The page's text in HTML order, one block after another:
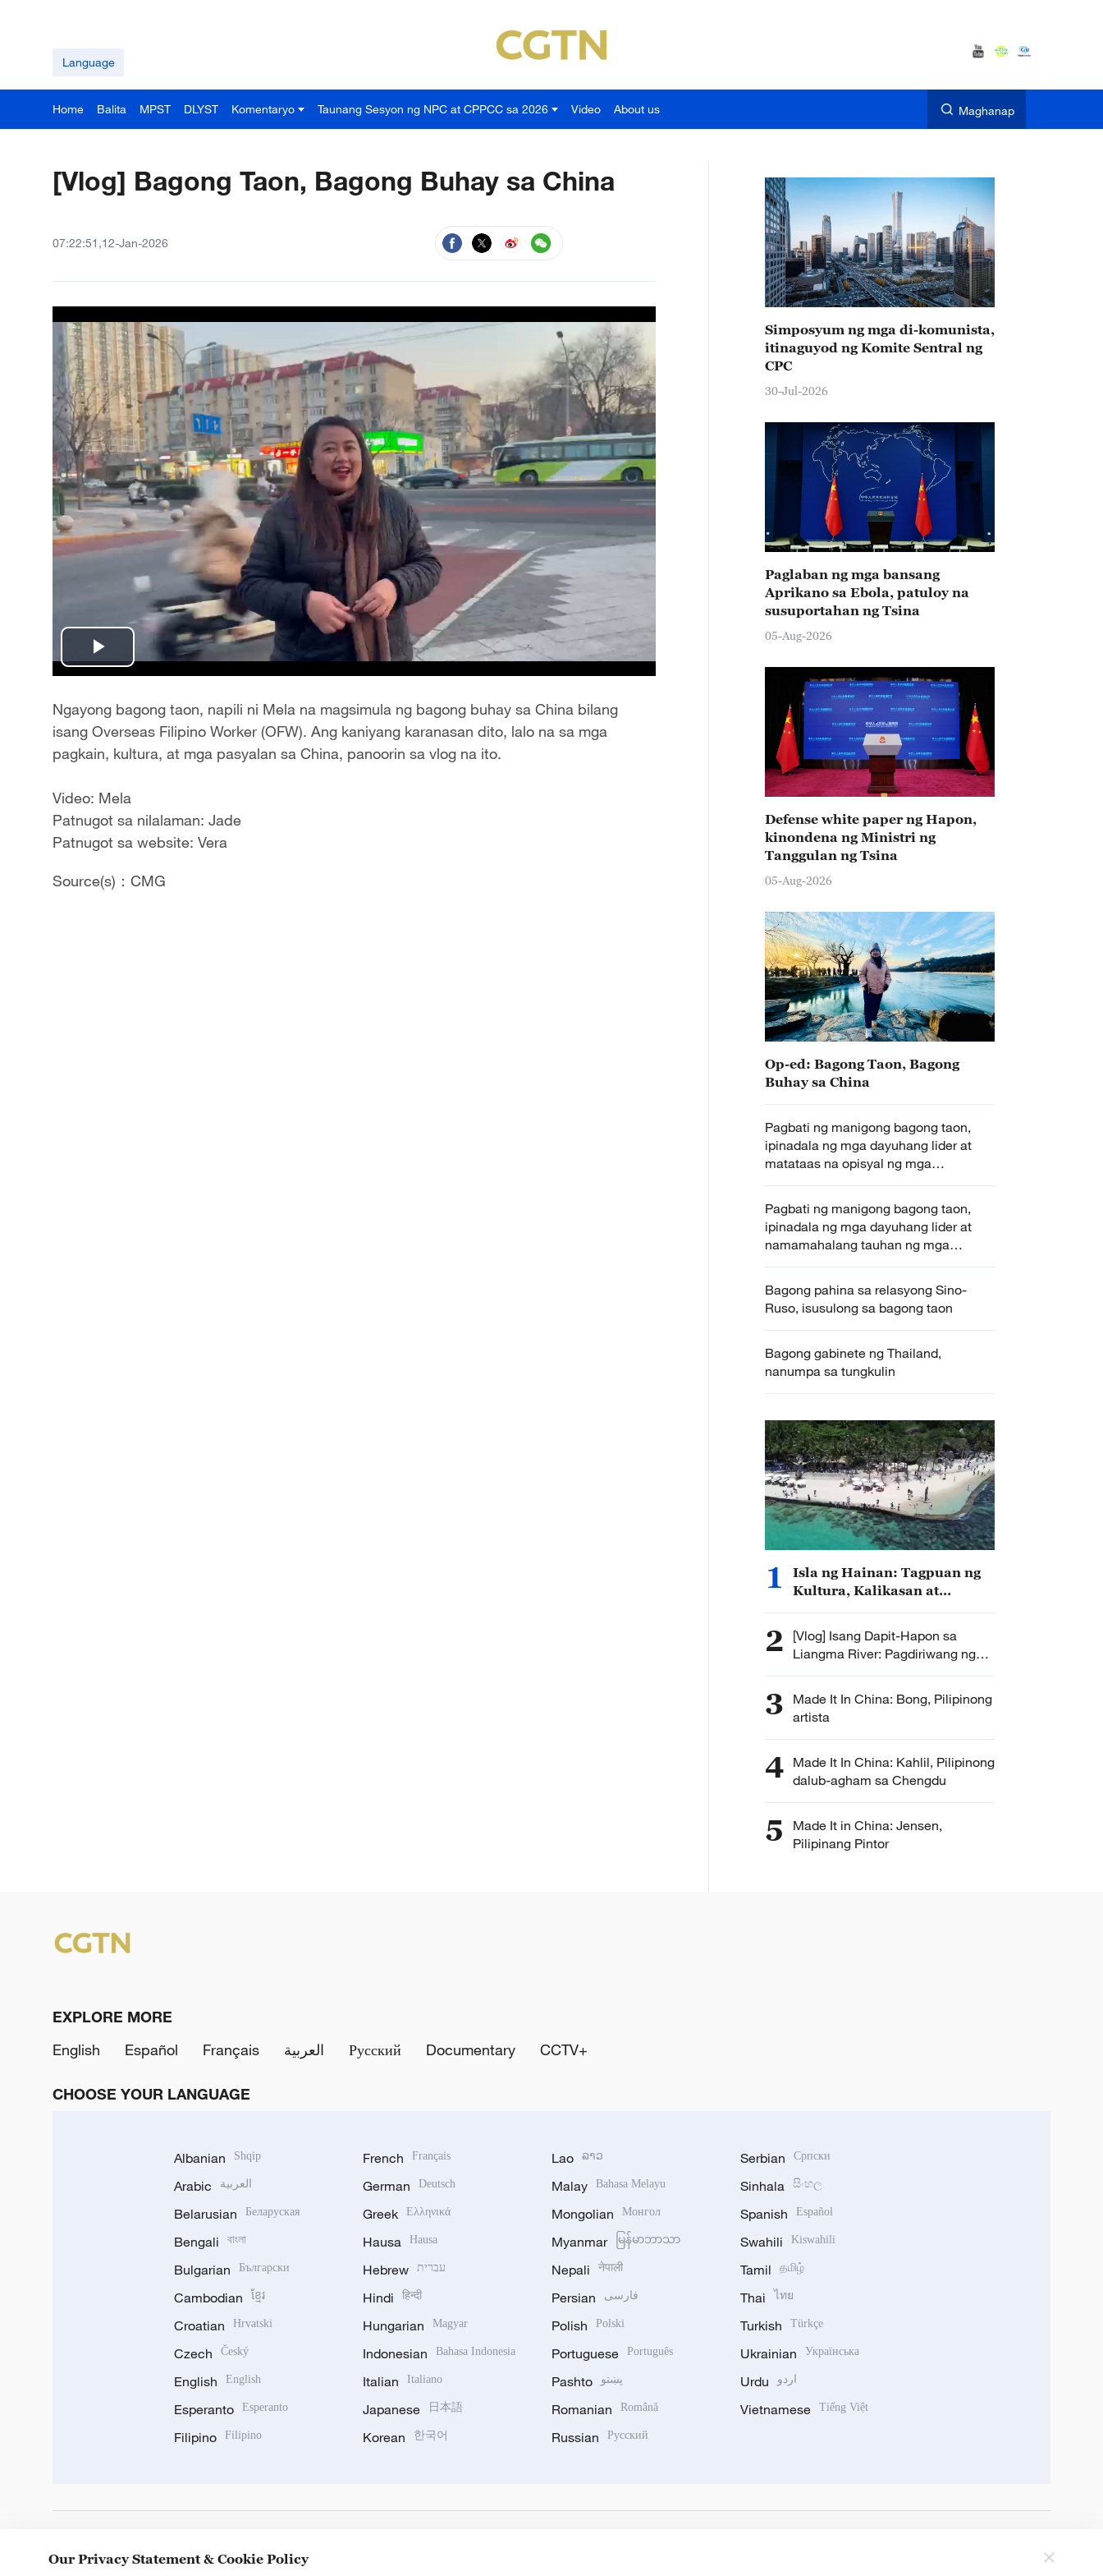
Language
Home Balita MPST DLYST Komentaryo Taunang Sesyon ng NPC at CPPCC sa 2026 Video About us Maghanap
[Vlog] Bagong Taon, Bagong Buhay sa China
07:22:51,12-Jan-2026
Play
Video
Ngayong bagong taon, napili ni Mela na magsimula ng bagong buhay sa China bilang
isang Overseas Filipino Worker (OFW). Ang kaniyang karanasan dito, lalo na sa mga
pagkain, kultura, at mga pasyalan sa China, panoorin sa vlog na ito.
Video: Mela
Patnugot sa nilalaman: Jade
Patnugot sa website: Vera
Source(s)：CMG
Simposyum ng mga di-komunista,
itinaguyod ng Komite Sentral ng
CPC
30-Jul-2026
Paglaban ng mga bansang
Aprikano sa Ebola, patuloy na
susuportahan ng Tsina
05-Aug-2026
Defense white paper ng Hapon,
kinondena ng Ministri ng
Tanggulan ng Tsina
05-Aug-2026
Op-ed: Bagong Taon, Bagong
Buhay sa China
Pagbati ng manigong bagong taon,
ipinadala ng mga dayuhang lider at
matataas na opisyal ng mga
pandaigdigang organisasyon sa Tsina
Pagbati ng manigong bagong taon,
ipinadala ng mga dayuhang lider at
namamahalang tauhan ng mga
pandaigdigang organisasyon sa Tsina
Bagong pahina sa relasyong Sino-
Ruso, isusulong sa bagong taon
Bagong gabinete ng Thailand,
nanumpa sa tungkulin
1
Isla ng Hainan: Tagpuan ng
Kultura, Kalikasan at
2
[Vlog] Isang Dapit-Hapon sa
Liangma River: Pagdiriwang ng
Mid-Autumn Festival sa Beijing
3
Made It In China: Bong, Pilipinong
artista
4 Made It In China: Kahlil, Pilipinong
dalub-agham sa Chengdu
5
Made It in China: Jensen,
Pilipinang Pintor
EXPLORE MORE
English
Español Français العربية Русский Documentary CCTV+
CHOOSE YOUR LANGUAGE
Albanian Shqip
Arabic العربية
Belarusian Беларуская
Bengali বাংলা
Bulgarian Български
Cambodian ខ្មែរ
Croatian Hrvatski
Czech Český
English English
Esperanto Esperanto
Filipino Filipino
French Français
German Deutsch
Greek Ελληνικά
Hausa Hausa
Hebrew עברית
Hindi हिन्दी
Hungarian Magyar
Indonesian Bahasa Indonesia
Italian Italiano
Japanese 日本語
Korean 한국어
Lao ລາວ
Malay Bahasa Melayu
Mongolian Монгол
Myanmar မြန်မာဘာသာ
Nepali नेपाली
Persian فارسی
Polish Polski
Portuguese Português
Pashto پښتو
Romanian Română
Russian Русский
Serbian Српски
Sinhala සිංහල
Spanish Español
Swahili Kiswahili
Tamil தமிழ்
Thai ไทย
Turkish Türkçe
Ukrainian Українська
Urdu اردو
Vietnamese Tiếng Việt
Our Privacy Statement & Cookie Policy